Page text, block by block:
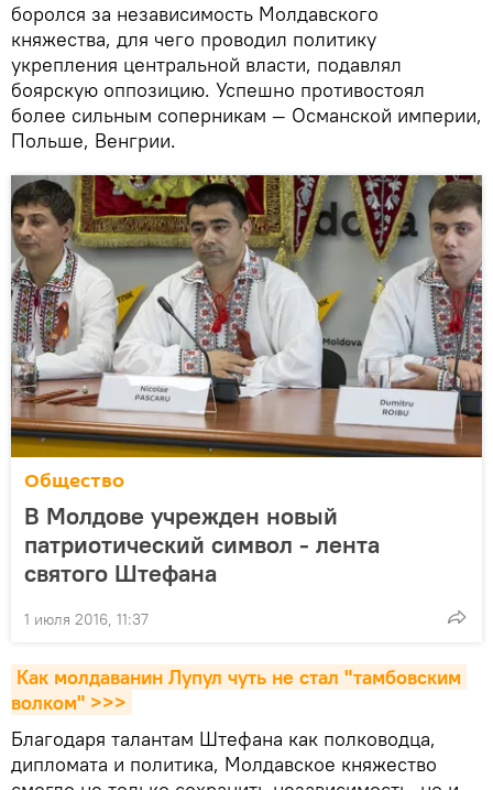
боролся за независимость Молдавского
княжества, для чего проводил политику
укрепления центральной власти, подавлял
боярскую оппозицию. Успешно противостоял
более сильным соперникам — Османской империи,
Польше, Венгрии.
Общество
В Молдове учрежден новый
патриотический символ - лента
святого Штефана
1 июля 2016, 11:37
Как молдаванин Лупул чуть не стал "тамбовским
волком" >>>
Благодаря талантам Штефана как полководца,
дипломата и политика, Молдавское княжество